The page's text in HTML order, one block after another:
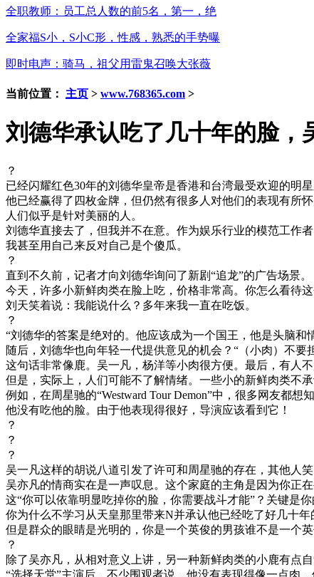
全职教师：员工总人数的前5名，第一，绝
全家福S小，S小C形，性感，熟悉的手势曝
即时电声：骑马，祖父用雷鬼召唤大张薇
当前位置： 主页 > www.768365.com >
刘德华承认吃了几十年的脸，
？
已经闪耀红色30年的刘德华皇帝是香港和台湾最受欢迎的明星
他已经赢得了四枚金牌，但仍然有很多人对他们的表现有所怀
人们似乎是针对美丽的人。
刘德华直接去了，但我并不在意。作为娱乐行业的模范工作
我甚至用自己来反对自己是个傻瓜。
？
直到不久前，记者才向刘德华询问了新剧“追龙”的广告场景。
今天，许多小新鲜肉类在脸上吃，价格非常高。你怎么看待这
刘天笑着说：我能说什么？多年来我一直在吃饭。
？
“刘德华的答案是绝对的。他应该成为一个国王，他是头脑
随后，刘德华也向年轻一代提供意见的机会？“（小肉）不
这句话非常像鹿。吴一凡，杨洋等小肉很方便。最后，有人
但是，实际上，人们可能不了解情绪。一些小的新鲜肉类不
例如，在周星驰的“Westward Tour Demon”中，很多网友都
他没有吃他的脸。由于他表现得很好，导演应该看到它！
？
？
？
吴一凡这样的胡说八道引发了许可和周星驰的存在，其他人笑
吴亦凡的情商实在是一声叹息。这个家庭的主角是因为你正
这“你可以依靠明显吃掉你的脸，你需要战斗才能”？关键是你
你为什么不学习从天皇那里带来N并承认他已经吃了好几十
但是群众的眼睛是光明的，你是一个英俊的男孩谁不是一个
？
除了吴亦凡，从相对意义上讲，另一种新鲜肉类的小鹿有点自
“选择天堂”主演后，不少围观者说，他没有表现得像一点肉